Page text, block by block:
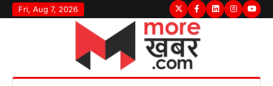
Skip
to
Fri, Aug 7, 2026 TwitterFacebook
LinkedInInstagram